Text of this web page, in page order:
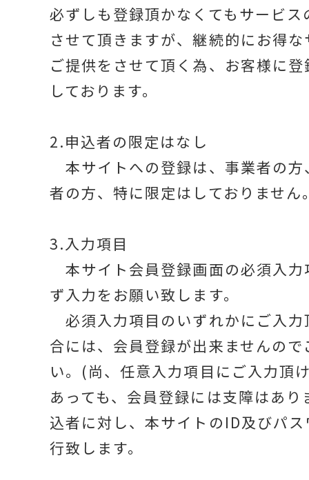
必ずしも登録頂かなくてもサービス
させて頂きますが、継続的にお得
ご提供をさせて頂く為、お客様に
しております。
2.申込者の限定はなし
本サイトへの登録は、事業者の方
者の方、特に限定はしておりません
3.入力項目
本サイト会員登録画面の必須入力
ず入力をお願い致します。
必須入力項目のいずれかにご入力
合には、会員登録が出来ませんの
い。(尚、任意入力項目にご入力頂
あっても、会員登録には支障はあ
込者に対し、本サイトのID及びパ
行致します。